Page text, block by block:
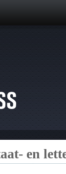
en